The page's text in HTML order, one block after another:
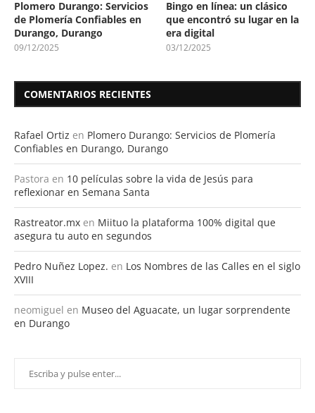
Plomero Durango: Servicios
de Plomería Confiables en
Durango, Durango
09/12/2025
Bingo en línea: un clásico
que encontró su lugar en la
era digital
03/12/2025
COMENTARIOS RECIENTES
Rafael Ortiz en Plomero Durango: Servicios de Plomería
Confiables en Durango, Durango
Pastora en 10 películas sobre la vida de Jesús para
reflexionar en Semana Santa
Rastreator.mx en Miituo la plataforma 100% digital que
asegura tu auto en segundos
Pedro Nuñez Lopez. en Los Nombres de las Calles en el siglo
XVIII
neomiguel en Museo del Aguacate, un lugar sorprendente
en Durango